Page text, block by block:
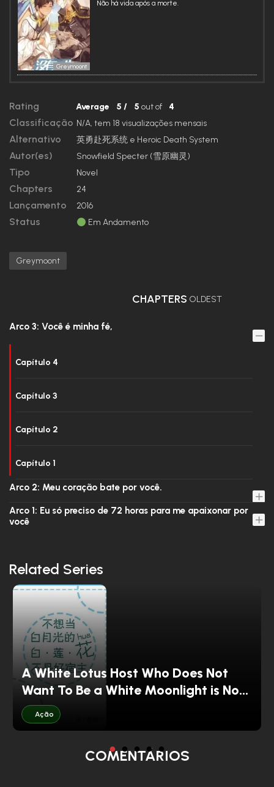
Greymoont
Não há vida após a morte.
Rating Average 5 / 5 out of 4
Classificação N/A, tem 18 visualizações mensais
Alternativo 英勇赴死系统 e Heroic Death System
Autor(es) Snowfield Specter (雪原幽灵)
Tipo Novel
Chapters 24
Lançamento 2016
Status Em Andamento
Greymoont
CHAPTERS OLDEST
Arco 3: Você é minha fé,
Capítulo 4
Capítulo 3
Capítulo 2
Capítulo 1
Arco 2: Meu coração bate por você.
Arco 1: Eu só preciso de 72 horas para me apaixonar por
você
Related Series
A White Lotus Host Who Does Not
Want To Be a White Moonlight is Not
a Good Host
Ação
COMENTÁRIOS